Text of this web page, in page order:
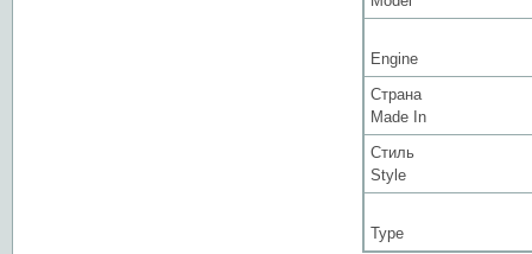
Engine
Страна
Made In
Стиль
Style
Type